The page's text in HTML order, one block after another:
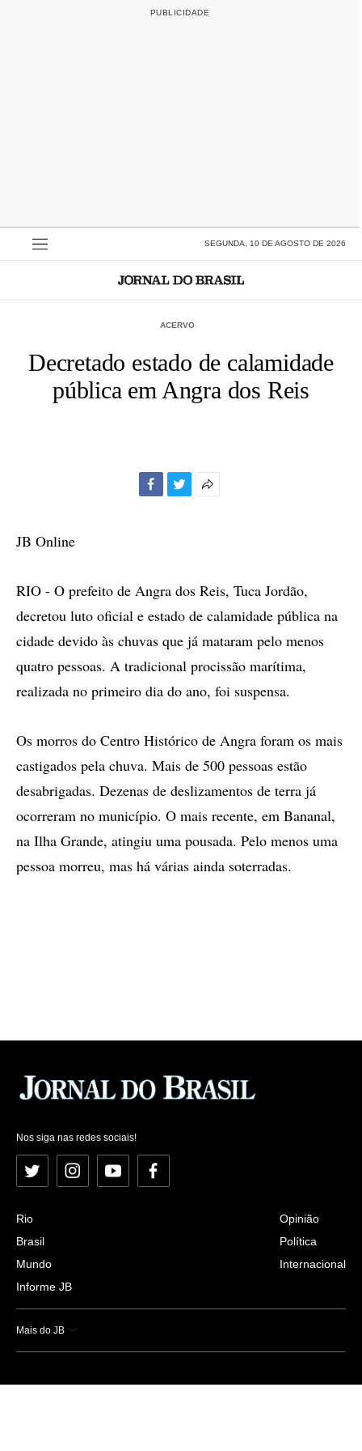
SEGUNDA, 10 DE AGOSTO DE 2026
ACERVO
Decretado estado de calamidade
pública em Angra dos Reis
JB Online
RIO - O prefeito de Angra dos Reis, Tuca Jordão,
decretou luto oficial e estado de calamidade pública na
cidade devido às chuvas que já mataram pelo menos
quatro pessoas. A tradicional procissão marítima,
realizada no primeiro dia do ano, foi suspensa.
Os morros do Centro Histórico de Angra foram os mais
castigados pela chuva. Mais de 500 pessoas estão
desabrigadas. Dezenas de deslizamentos de terra já
ocorreram no município. O mais recente, em Bananal,
na Ilha Grande, atingiu uma pousada. Pelo menos uma
pessoa morreu, mas há várias ainda soterradas.
Nos siga nas redes sociais!
Twitter InstagramYouTubeFacebook
Rio
Brasil
Mundo
Informe JB
Opinião
Política
Internacional
Mais do JB
Esportes